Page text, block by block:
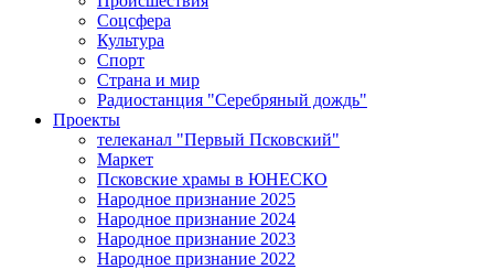
Соцсфера
Культура
Спорт
Страна и мир
Радиостанция "Серебряный дождь"
Проекты
телеканал "Первый Псковский"
Маркет
Псковские храмы в ЮНЕСКО
Народное признание 2025
Народное признание 2024
Народное признание 2023
Народное признание 2022